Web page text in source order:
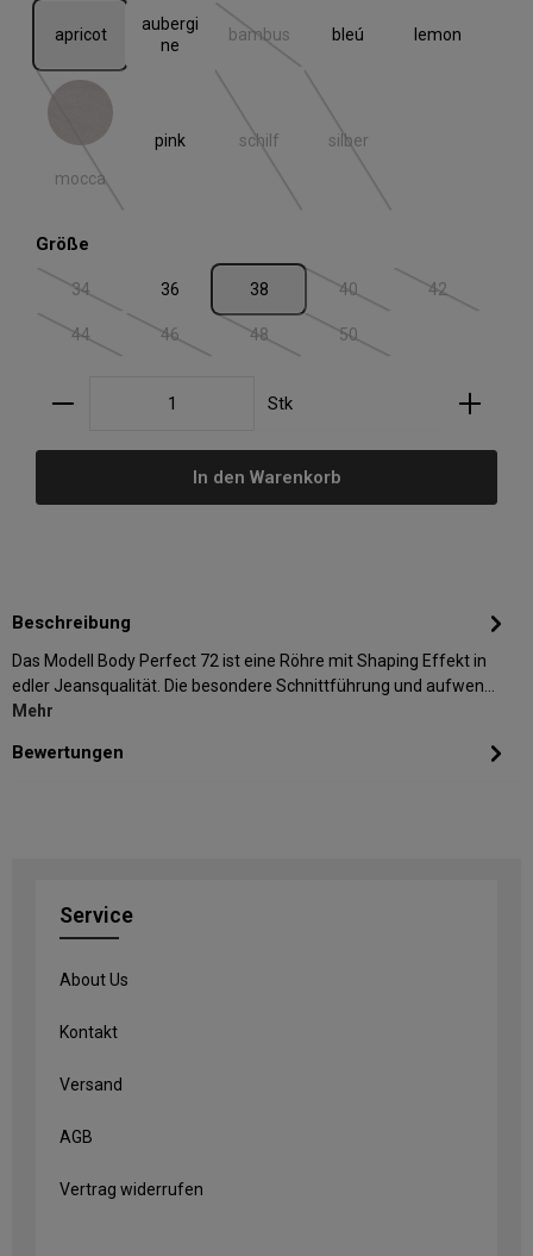
apricot
aubergi
ne
bambus(Diese Option ist zurzeit nicht verfügbar.)
bleú lemon
mocca
mocca
(Diese Option ist zurzeit nicht verfügbar.)
pink schilf(Diese Option ist zurzeit nicht verfügbar.)
silber(Diese Option ist zurzeit
Größe
34(Diese Option ist zurzeit nicht verfügbar.)
36 38 40(Diese Option ist zurzeit
42(Diese
44(Diese Option ist zurzeit nicht verfügbar.)
46(Diese Option ist zurzeit nicht verfügbar.)
48(Diese Option ist zurzeit nicht verfügbar.)
50(Diese Option ist zurzeit
Produkt Anzahl: Gib den gewünschten Wert ein
Stk
In den Warenkorb
Beschreibung
Das Modell Body Perfect 72 ist eine Röhre mit Shaping Effekt in
edler Jeansqualität. Die besondere Schnittführung und aufwen…
Mehr
Bewertungen
Service
About Us
Kontakt
Versand
AGB
Vertrag widerrufen